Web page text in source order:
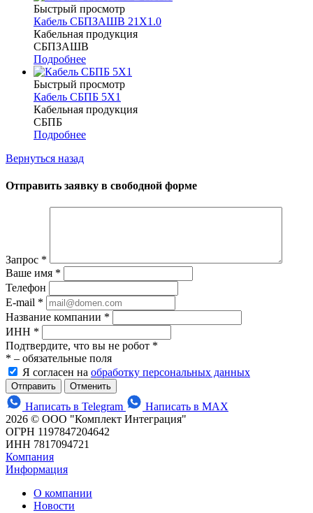
Быстрый просмотр
Кабель СБПЗАШВ 21Х1.0
Кабельная продукция
СБПЗАШВ
Подробнее
Быстрый просмотр
Кабель СБПБ 5Х1
Кабельная продукция
СБПБ
Подробнее
Вернуться назад
Отправить заявку в свободной форме
Запрос *
Ваше имя *
Телефон
E-mail *
Название компании *
ИНН *
Подтвердите, что вы не робот *
* – обязательные поля
Я согласен на обработку персональных данных
Отменить
Написать в Telegram
Написать в MAX
2026 © ООО "Комплект Интеграция"
ОГРН 1197847204642
ИНН 7817094721
Компания
Информация
О компании
Новости